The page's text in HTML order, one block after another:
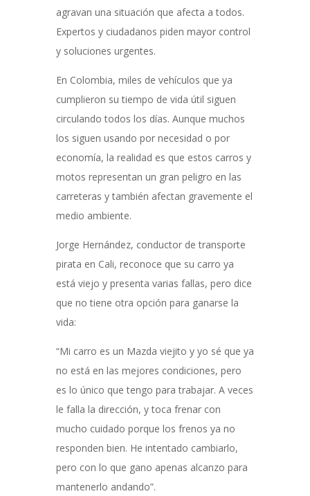
agravan una situación que afecta a todos.
Expertos y ciudadanos piden mayor control
y soluciones urgentes.
En Colombia, miles de vehículos que ya
cumplieron su tiempo de vida útil siguen
circulando todos los días. Aunque muchos
los siguen usando por necesidad o por
economía, la realidad es que estos carros y
motos representan un gran peligro en las
carreteras y también afectan gravemente el
medio ambiente.
Jorge Hernández, conductor de transporte
pirata en Cali, reconoce que su carro ya
está viejo y presenta varias fallas, pero dice
que no tiene otra opción para ganarse la
vida:
“Mi carro es un Mazda viejito y yo sé que ya
no está en las mejores condiciones, pero
es lo único que tengo para trabajar. A veces
le falla la dirección, y toca frenar con
mucho cuidado porque los frenos ya no
responden bien. He intentado cambiarlo,
pero con lo que gano apenas alcanzo para
mantenerlo andando”.